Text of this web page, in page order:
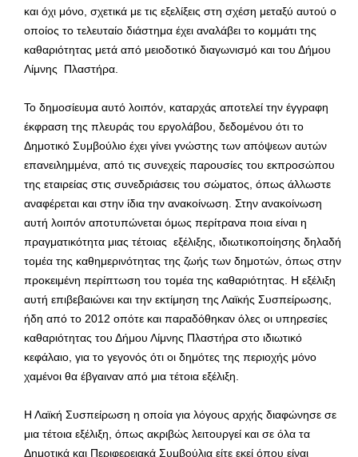
και όχι μόνο, σχετικά με τις εξελίξεις στη σχέση μεταξύ αυτού ο
οποίος το τελευταίο διάστημα έχει αναλάβει το κομμάτι της
καθαριότητας μετά από μειοδοτικό διαγωνισμό και του Δήμου
Λίμνης Πλαστήρα.
Το δημοσίευμα αυτό λοιπόν, καταρχάς αποτελεί την έγγραφη
έκφραση της πλευράς του εργολάβου, δεδομένου ότι το
Δημοτικό Συμβούλιο έχει γίνει γνώστης των απόψεων αυτών
επανειλημμένα, από τις συνεχείς παρουσίες του εκπροσώπου
της εταιρείας στις συνεδριάσεις του σώματος, όπως άλλωστε
αναφέρεται και στην ίδια την ανακοίνωση. Στην ανακοίνωση
αυτή λοιπόν αποτυπώνεται όμως περίτρανα ποια είναι η
πραγματικότητα μιας τέτοιας εξέλιξης, ιδιωτικοποίησης δηλαδή
τομέα της καθημερινότητας της ζωής των δημοτών, όπως στην
προκειμένη περίπτωση του τομέα της καθαριότητας. Η εξέλιξη
αυτή επιβεβαιώνει και την εκτίμηση της Λαϊκής Συσπείρωσης,
ήδη από το 2012 οπότε και παραδόθηκαν όλες οι υπηρεσίες
καθαριότητας του Δήμου Λίμνης Πλαστήρα στο ιδιωτικό
κεφάλαιο, για το γεγονός ότι οι δημότες της περιοχής μόνο
χαμένοι θα έβγαιναν από μια τέτοια εξέλιξη.
Η Λαϊκή Συσπείρωση η οποία για λόγους αρχής διαφώνησε σε
μια τέτοια εξέλιξη, όπως ακριβώς λειτουργεί και σε όλα τα
Δημοτικά και Περιφερειακά Συμβούλια είτε εκεί όπου είναι